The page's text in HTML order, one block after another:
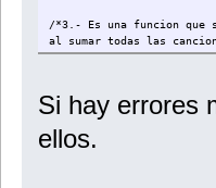
public int getEdad(){
return edad;
}
return casado;
}
public String
/*3.- Es una funcion que
al sumar todas las
Funcion:
*/4.- Es un
Procedimiento:
public void
Si hay errores
ellos.